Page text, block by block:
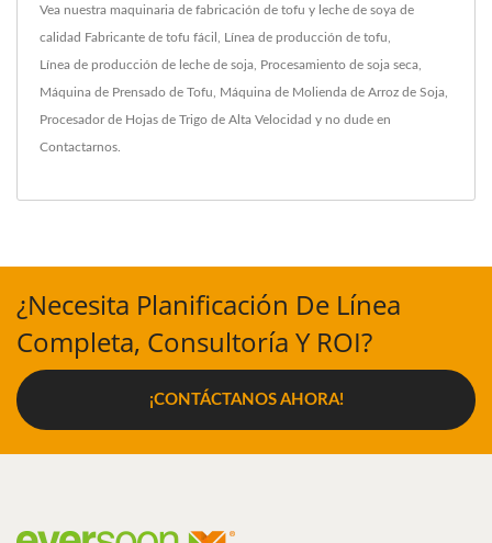
Vea nuestra maquinaria de fabricación de tofu y leche de soya de
calidad Fabricante de tofu fácil Línea de producción de tofu
Línea de producción de leche de soja Procesamiento de soja seca
Máquina de Prensado de Tofu Máquina de Molienda de Arroz de Soja
Procesador de Hojas de Trigo de Alta Velocidad y no dude en
Contactarnos
¿Necesita Planificación De Línea
Completa, Consultoría Y ROI?
¡CONTÁCTANOS AHORA!